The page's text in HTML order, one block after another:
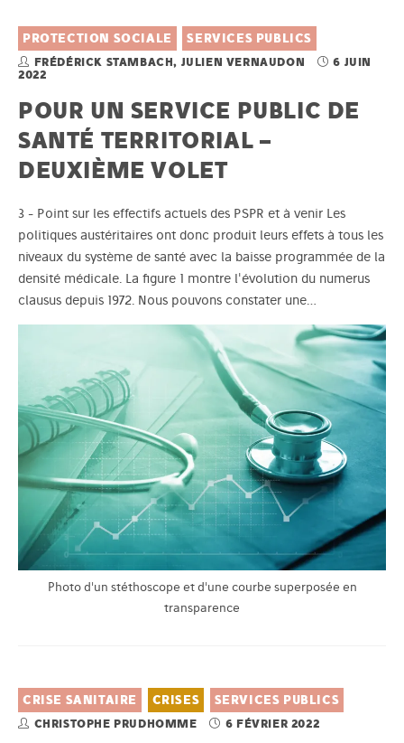
PROTECTION SOCIALE SERVICES PUBLICS
FRÉDÉRICK STAMBACH, JULIEN VERNAUDON
6 JUIN
2022
POUR UN SERVICE PUBLIC DE
SANTÉ TERRITORIAL –
DEUXIÈME VOLET
3 - Point sur les effectifs actuels des PSPR et à venir Les
politiques austéritaires ont donc produit leurs effets à tous les
niveaux du système de santé avec la baisse programmée de la
densité médicale. La figure 1 montre l'évolution du numerus
clausus depuis 1972. Nous pouvons constater une…
Photo d'un stéthoscope et d'une courbe superposée en
transparence
CRISE SANITAIRE CRISES SERVICES PUBLICS
CHRISTOPHE PRUDHOMME 6 FÉVRIER 2022